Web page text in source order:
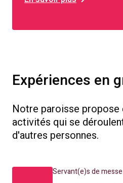
Expériences en
Notre paroisse
activités qui se
d'autres personnes.
Servant(e)s de messe